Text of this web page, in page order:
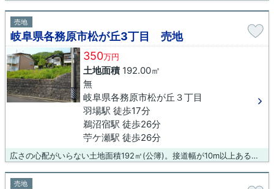
売地
岐阜県各務原市松が丘3丁目 売地
350万円
土地面積192.00㎡
無
岐阜県各務原市松が丘３丁目
羽場駅 徒歩17分
鵜沼宿駅 徒歩26分
苧ケ瀬駅 徒歩26分
広さの心配がいらない土地面積192㎡(公簿)。接道幅が10m以上あると利便性が高いです。コチラは売地の情報となっています。土地購入をお考えの方は是非。名鉄各務原線羽場周辺は住環境も整っており、不動産購入にお薦めです。各務原市エリアの不動産情報は、当社にぜひお問い合わせください。ご連絡お待ちしております。
売地